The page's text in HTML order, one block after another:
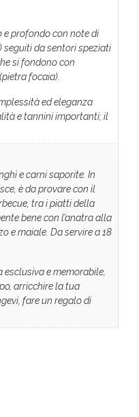
e profondo con note di
seguiti da sentori speziati
si fondono con
focaia).
ed eleganza
e tannini importanti; il
e carni saporite. In
è da provare con il
tra i piatti della
bene con l’anatra alla
e maiale. Da servire a 18
esclusiva e memorabile,
arricchire la tua
fare un regalo di